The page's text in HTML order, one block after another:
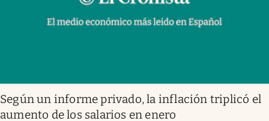
Según un informe privado, la inflación triplicó el
aumento de los salarios en enero